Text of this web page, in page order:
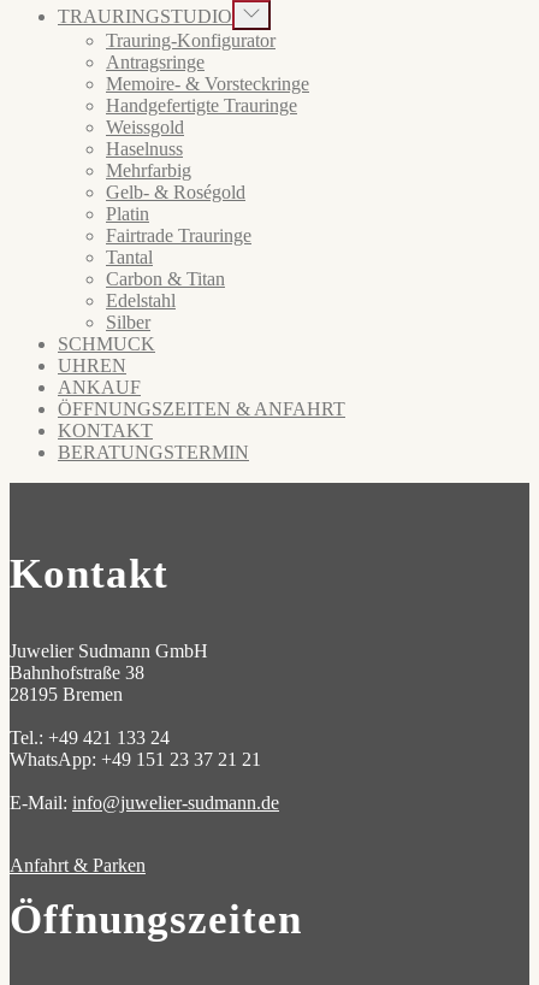
TRAURINGSTUDIO
Show
sub
menu
Trauring-Konfigurator
Antragsringe
Memoire- & Vorsteckringe
Handgefertigte Trauringe
Weissgold
Haselnuss
Mehrfarbig
Gelb- & Roségold
Platin
Fairtrade Trauringe
Tantal
Carbon & Titan
Edelstahl
Silber
SCHMUCK
UHREN
ANKAUF
ÖFFNUNGSZEITEN & ANFAHRT
KONTAKT
BERATUNGSTERMIN
Kontakt
Juwelier Sudmann GmbH
Bahnhofstraße 38
28195 Bremen
Tel.: +49 421 133 24
WhatsApp: +49 151 23 37 21 21
E-Mail: info@juwelier-sudmann.de
Anfahrt & Parken
Öffnungszeiten